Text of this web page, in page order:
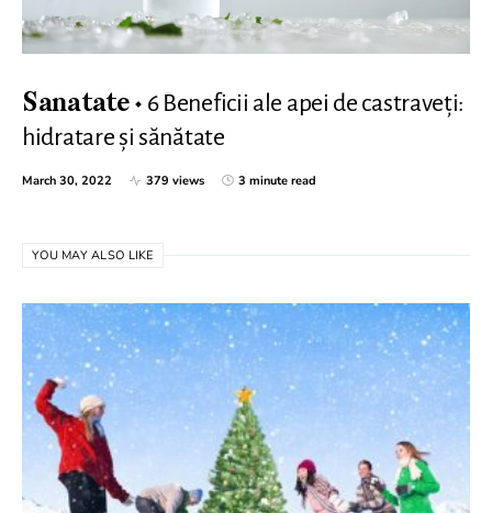
Sanatate
6 Beneficii ale apei de castraveți:
hidratare și sănătate
March 30, 2022 379 views 3 minute read
YOU MAY ALSO LIKE